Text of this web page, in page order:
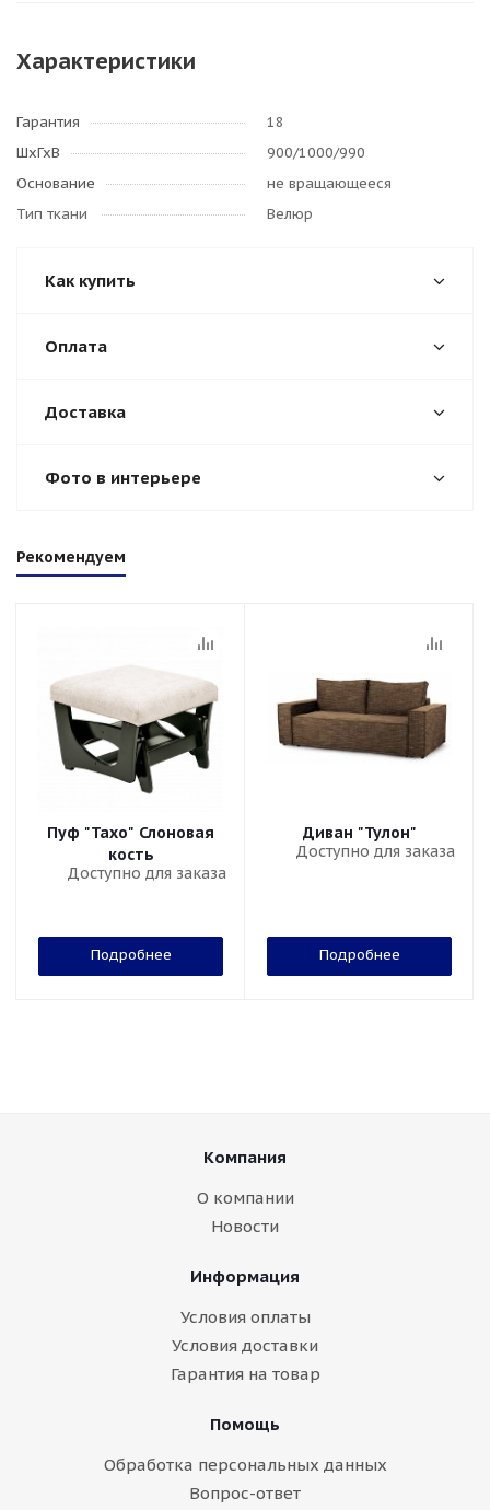
Характеристики
Гарантия
18
ШхГхВ
900/1000/990
Основание
не вращающееся
Тип ткани
Велюр
Как купить
Оплата
Доставка
Фото в интерьере
Рекомендуем
Пуф "Тахо" Слоновая
кость
Доступно для заказа
Подробнее
Диван "Тулон"
Доступно для заказа
Подробнее
Компания
О компании
Новости
Информация
Условия оплаты
Условия доставки
Гарантия на товар
Помощь
Обработка персональных данных
Вопрос-ответ